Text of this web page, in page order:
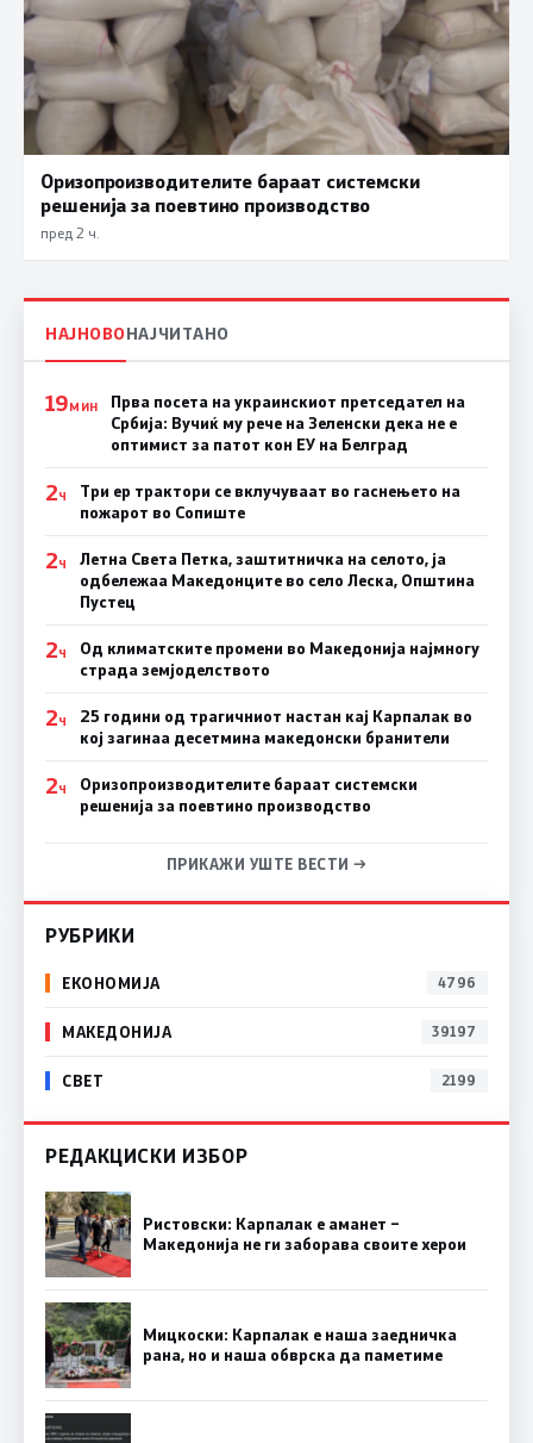
Оризопроизводителите бараат системски
решенија за поевтино производство
пред 2 ч.
НАЈНОВОНАЈЧИТАНО
19МИН
Прва посета на украинскиот претседател на
Србија: Вучиќ му рече на Зеленски дека не е
оптимист за патот кон ЕУ на Белград
2Ч
Три ер трактори се вклучуваат во гаснењето на
пожарот во Сопиште
2Ч
Летна Света Петка, заштитничка на селото, ја
одбележаа Македонците во село Леска, Општина
Пустец
2Ч
Од климатските промени во Македонија најмногу
страда земјоделството
2Ч
25 години од трагичниот настан кај Карпалак во
кој загинаа десетмина македонски бранители
2Ч
Оризопроизводителите бараат системски
решенија за поевтино производство
ПРИКАЖИ УШТЕ ВЕСТИ →
РУБРИКИ
ЕКОНОМИЈА 4796
МАКЕДОНИЈА 39197
СВЕТ 2199
РЕДАКЦИСКИ ИЗБОР
Ристовски: Карпалак е аманет –
Македонија не ги заборава своите херои
Мицкоски: Карпалак е наша заедничка
рана, но и наша обврска да паметиме